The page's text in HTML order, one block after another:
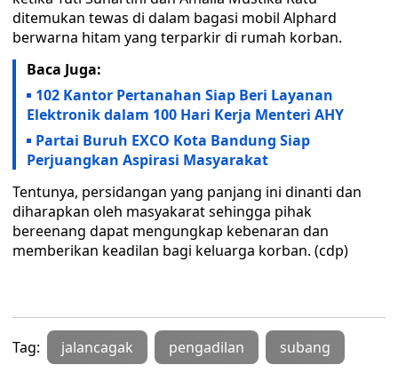
ditemukan tewas di dalam bagasi mobil Alphard
berwarna hitam yang terparkir di rumah korban.
Baca Juga:
102 Kantor Pertanahan Siap Beri Layanan
Elektronik dalam 100 Hari Kerja Menteri AHY
Partai Buruh EXCO Kota Bandung Siap
Perjuangkan Aspirasi Masyarakat
Tentunya, persidangan yang panjang ini dinanti dan
diharapkan oleh masyakarat sehingga pihak
bereenang dapat mengungkap kebenaran dan
memberikan keadilan bagi keluarga korban. (cdp)
Tag: jalancagak pengadilan subang